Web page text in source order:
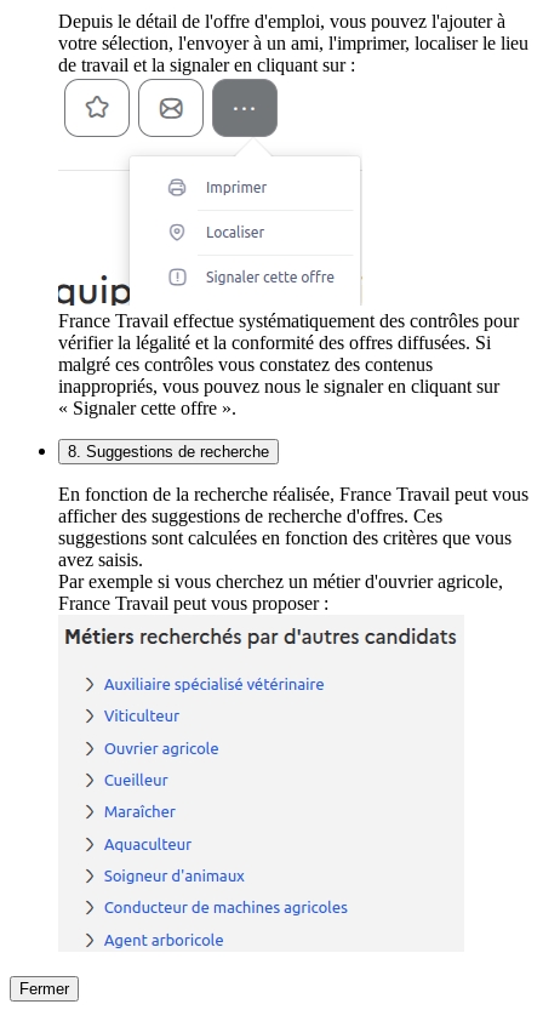
Depuis le détail de l'offre d'emploi, vous pouvez l'ajouter à
votre sélection, l'envoyer à un ami, l'imprimer, localiser le lieu
de travail et la signaler en cliquant sur :
France Travail effectue systématiquement des contrôles pour
vérifier la légalité et la conformité des offres diffusées. Si
malgré ces contrôles vous constatez des contenus
inappropriés, vous pouvez nous le signaler en cliquant sur
« Signaler cette offre ».
8. Suggestions de recherche
En fonction de la recherche réalisée, France Travail peut vous
afficher des suggestions de recherche d'offres. Ces
suggestions sont calculées en fonction des critères que vous
avez saisis.
Par exemple si vous cherchez un métier d'ouvrier agricole,
France Travail peut vous proposer :
Fermer